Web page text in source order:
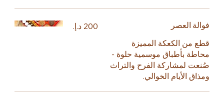
فوالة العصر
قطع من الكعكة المميزة
محاطة بأطباق موسمية حلوة -
صُنعت لمشاركة الفرح والتراث
ومذاق الأيام الخوالي.